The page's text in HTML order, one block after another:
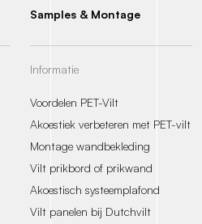
Samples & Montage
Informatie
Voordelen PET-Vilt
Akoestiek verbeteren met PET-vilt
Montage wandbekleding
Vilt prikbord of prikwand
Akoestisch systeemplafond
Vilt panelen bij Dutchvilt